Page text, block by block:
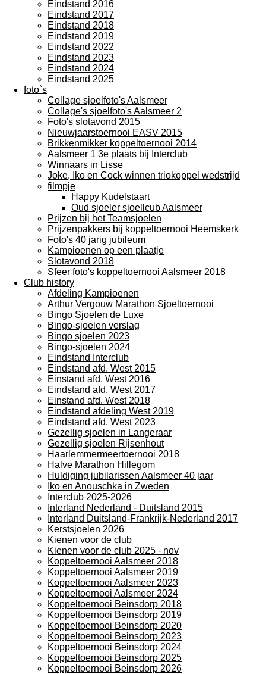
Eindstand 2016
Eindstand 2017
Eindstand 2018
Eindstand 2019
Eindstand 2022
Eindstand 2023
Eindstand 2024
Eindstand 2025
foto`s
Collage sjoelfoto's Aalsmeer
Collage's sjoelfoto's Aalsmeer 2
Foto's slotavond 2015
Nieuwjaarstoernooi EASV 2015
Brikkenmikker koppeltoernooi 2014
Aalsmeer 1 3e plaats bij Interclub
Winnaars in Lisse
Joke, Iko en Cock winnen triokoppel wedstrijd
filmpje
Happy Kudelstaart
Oud sjoeler sjoellcub Aalsmeer
Prijzen bij het Teamsjoelen
Prijzenpakkers bij koppeltoernooi Heemskerk
Foto's 40 jarig jubileum
Kampioenen op een plaatje
Slotavond 2018
Sfeer foto's koppeltoernooi Aalsmeer 2018
Club history
Afdeling Kampioenen
Arthur Vergouw Marathon Sjoeltoernooi
Bingo Sjoelen de Luxe
Bingo-sjoelen verslag
Bingo sjoelen 2023
Bingo-sjoelen 2024
Eindstand Interclub
Eindstand afd. West 2015
Einstand afd. West 2016
Eindstand afd. West 2017
Einstand afd. West 2018
Eindstand afdeling West 2019
Eindstand afd. West 2023
Gezellig sjoelen in Langeraar
Gezellig sjoelen Rijsenhout
Haarlemmermeertoernooi 2018
Halve Marathon Hillegom
Huldiging jubilarissen Aalsmeer 40 jaar
Iko en Anouschka in Zweden
Interclub 2025-2026
Interland Nederland - Duitsland 2015
Interland Duitsland-Frankrijk-Nederland 2017
Kerstsjoelen 2026
Kienen voor de club
Kienen voor de club 2025 - nov
Koppeltoernooi Aalsmeer 2018
Koppeltoernooi Aalsmeer 2019
Koppeltoernooi Aalsmeer 2023
Koppeltoernooi Aalsmeer 2024
Koppeltoernooi Beinsdorp 2018
Koppeltoernooi Beinsdorp 2019
Koppeltoernooi Beinsdorp 2020
Koppeltoernooi Beinsdorp 2023
Koppeltoernooi Beinsdorp 2024
Koppeltoernooi Beinsdorp 2025
Koppeltoernooi Beinsdorp 2026